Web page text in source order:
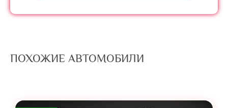
ПОХОЖИЕ АВТОМОБИЛИ